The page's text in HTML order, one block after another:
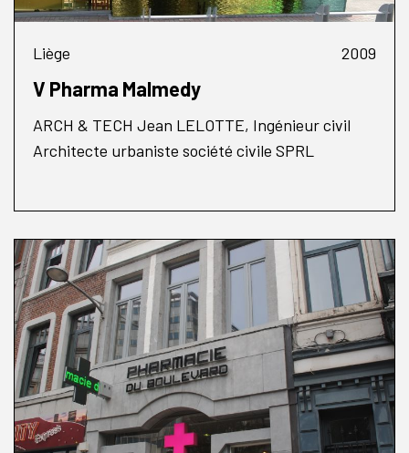
Liège 2009
V Pharma Malmedy
ARCH & TECH Jean LELOTTE, Ingénieur civil
Architecte urbaniste société civile SPRL